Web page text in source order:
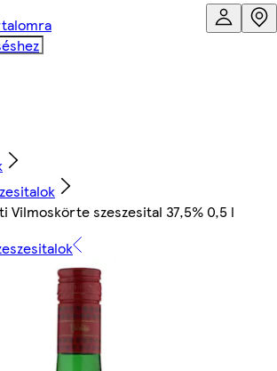
Vilmoskörte szeszesital 37,5% 0,5 l